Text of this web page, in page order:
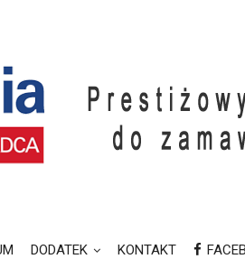
DODATEK KONTAKT